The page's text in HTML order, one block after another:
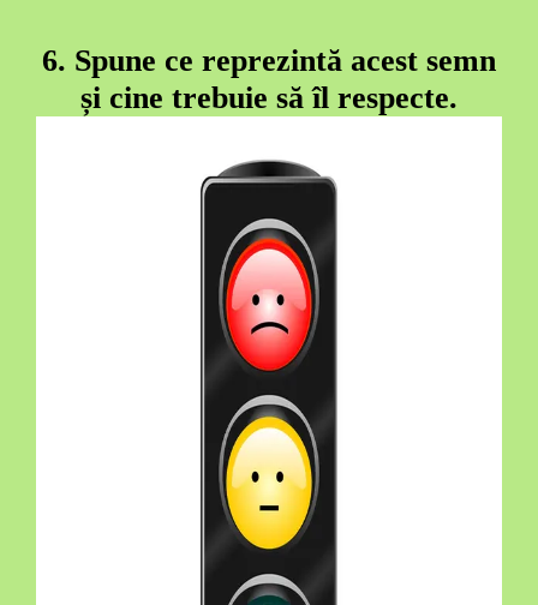
6. Spune ce reprezintă acest semn
și cine trebuie să îl respecte.